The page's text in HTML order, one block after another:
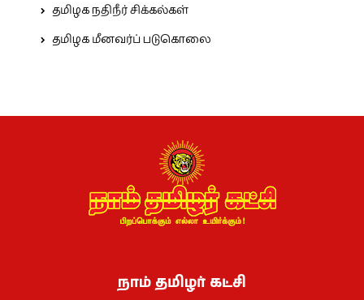
தமிழக நதிநீர் சிக்கல்கள்
தமிழக மீனவர்ப் படுகொலை
நாம் தமிழர் கட்சி